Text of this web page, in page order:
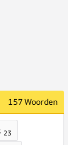
157 Woorden
23